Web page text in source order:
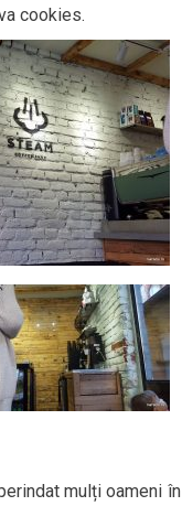
cookies.
mulți oameni în